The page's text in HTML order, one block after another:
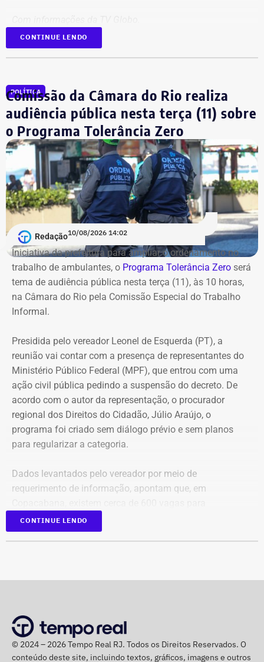
CONTINUE LENDO
POLÍTICA
Comissão da Câmara do Rio realiza
audiência pública nesta terça (11) sobre
o Programa Tolerância Zero
Redação10/08/2026 14:02
Iniciativa da prefeitura para ampliar o ordenamento no
trabalho de ambulantes, o Programa Tolerância Zero será
tema de audiência pública nesta terça (11), às 10 horas,
na Câmara do Rio pela Comissão Especial do Trabalho
Informal.
Presidida pelo vereador Leonel de Esquerda (PT), a
reunião vai contar com a presença de representantes do
Ministério Público Federal (MPF), que entrou com uma
ação civil pública pedindo a suspensão do decreto. De
acordo com o autor da representação, o procurador
regional dos Direitos do Cidadão, Júlio Araújo, o
programa foi criado sem diálogo prévio e sem planos
para regularizar a categoria.
Dados levantados pelo vereador por meio de
requerimento de informação, apontam que, em
ambulantes que permanecem sem liberação para
regularização. Em toda a Zona Sul, seriam
de comunidades próximas às praias e dependem dessa
atividade para sustentar suas famílias. A lógica de
repressão precisa dar lugar a um modelo de organização
CONTINUE LENDO
© 2024 – 2026 Tempo Real RJ. Todos os Direitos Reservados. O
conteúdo deste site, incluindo textos, gráficos, imagens e outros